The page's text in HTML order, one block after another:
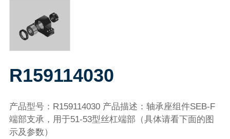
R159114030
产品型号：R159114030 产品描述：轴承座组件SEB-F
端部支承，用于51-53型丝杠端部（具体请看下面的图
示及参数）